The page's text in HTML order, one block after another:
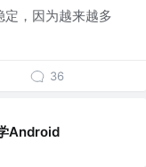
，因为越来越多
36
Android